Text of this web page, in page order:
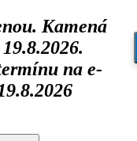
Kamená
na e-